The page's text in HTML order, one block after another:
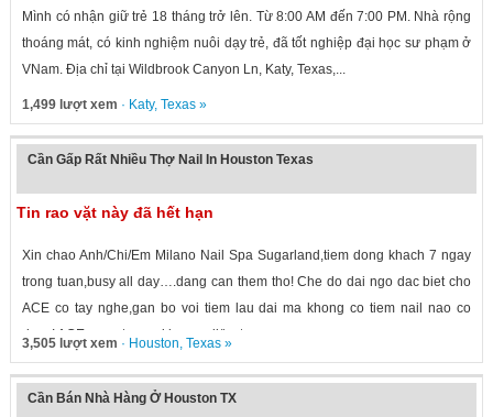
Mình có nhận giữ trẻ 18 tháng trở lên. Từ 8:00 AM đến 7:00 PM. Nhà rộng
thoáng mát, có kinh nghiệm nuôi dạy trẻ, đã tốt nghiệp đại học sư phạm ở
VNam. Địa chỉ tại Wildbrook Canyon Ln, Katy, Texas,...
1,499 lượt xem · Katy, Texas»
Cần Gấp Rất Nhiều Thợ Nail In Houston Texas
Tin rao vặt này đã hết hạn
Xin chao Anh/Chi/Em Milano Nail Spa Sugarland,tiem dong khach 7 ngay
trong tuan,busy all day….dang can them tho! Che do dai ngo dac biet cho
ACE co tay nghe,gan bo voi tiem lau dai ma khong co tiem nail nao co
duoc! ACE quan tam vui long call/text...
3,505 lượt xem · Houston, Texas»
Cần Bán Nhà Hàng Ở Houston TX